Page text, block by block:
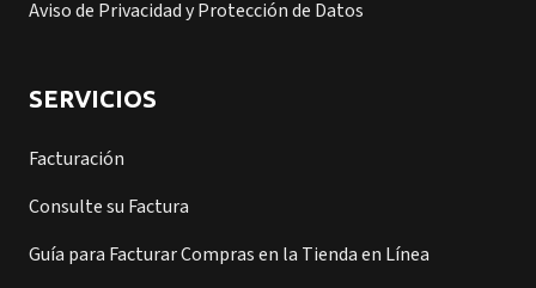
Aviso de Privacidad y Protección de Datos
SERVICIOS
Facturación
Consulte su Factura
Guía para Facturar Compras en la Tienda en Línea